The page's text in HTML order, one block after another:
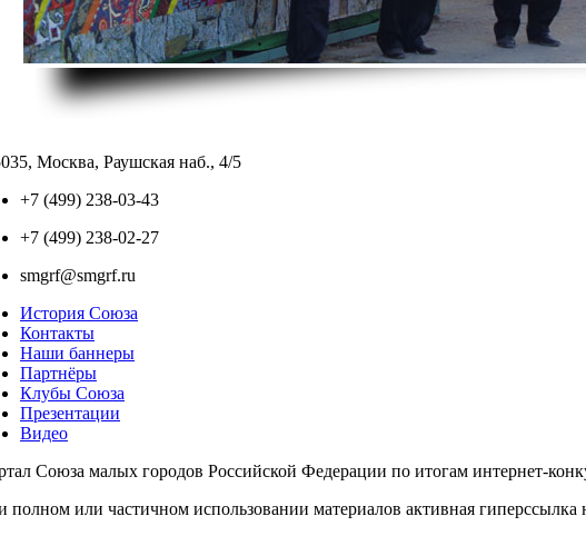
Москва, Раушская наб., 4/5
+7 (499) 238-03-43
+7 (499) 238-02-27
smgrf@smgrf.ru
История Союза
Контакты
Наши баннеры
Партнёры
Клубы Союза
Презентации
Видео
Союза малых городов Российской Федерации по итогам интернет-
полном или частичном использовании материалов активная гиперссылка